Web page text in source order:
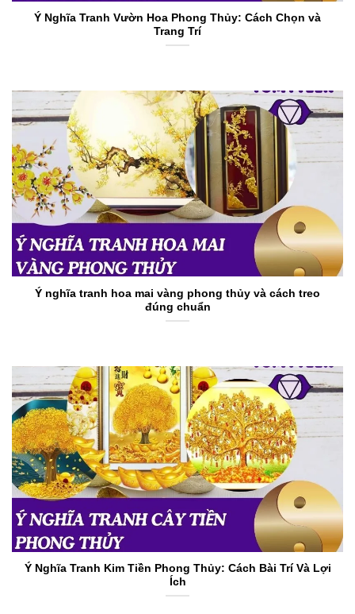
Ý Nghĩa Tranh Vườn Hoa Phong Thủy: Cách Chọn và
Trang Trí
Ý nghĩa tranh hoa mai vàng phong thủy và cách treo
đúng chuẩn
Ý Nghĩa Tranh Kim Tiền Phong Thủy: Cách Bài Trí Và Lợi
Ích